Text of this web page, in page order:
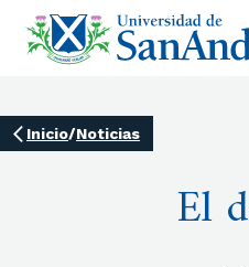
Inicio/Noticias
El